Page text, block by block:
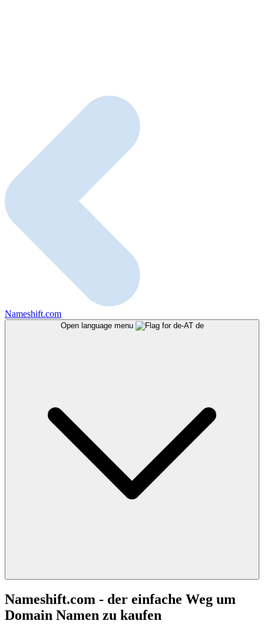
Nameshift.com
Open language menu de
Nameshift.com - der einfache Weg um
Domain Namen zu kaufen